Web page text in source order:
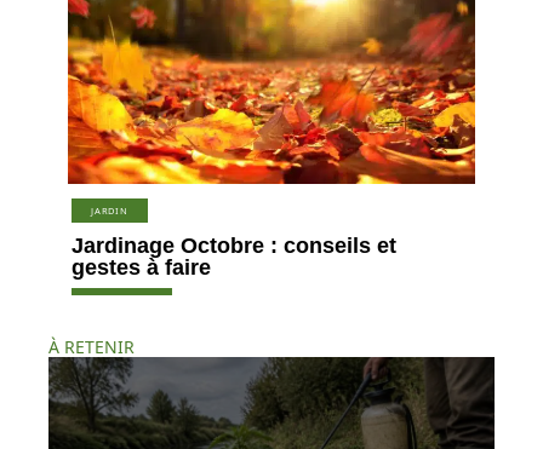
JARDIN
Jardinage Octobre : conseils et
gestes à faire
À RETENIR